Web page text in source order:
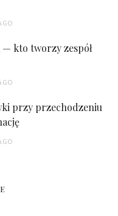
kto tworzy zespół
przy przechodzeniu